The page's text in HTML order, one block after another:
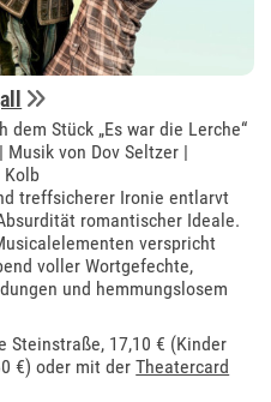
dem Stück „Es war die Lerche“
Musik von Dov Seltzer |
Kolb
treffsicherer Ironie entlarvt
romantischer Ideale.
verspricht
voller Wortgefechte,
und hemmungslosem
Steinstraße, 17,10 € (Kinder
€) oder mit derTheatercard